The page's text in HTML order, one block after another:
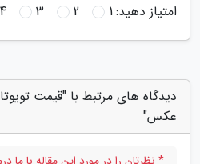
امتیاز دهید:1
2
3
4
دیدگاه های مرتبط با "قیمت تویوتا
عکس"